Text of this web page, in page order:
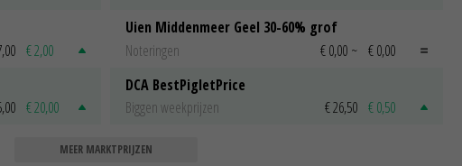
€ 2,00
€ 20,00
Uien Middenmeer Geel 30-60% grof
Noteringen
€ 0,00 ~ € 0,00
DCA BestPigletPrice
Biggen weekprijzen
€ 26,50 € 0,50
MEER MARKTPRIJZEN